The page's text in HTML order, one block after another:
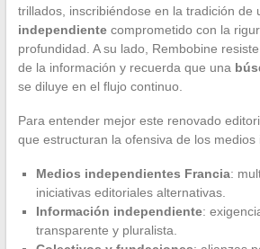
trillados, inscribiéndose en la tradición de
independientecomprometido con la
profundidad. A su lado, Rembobine
de la información y recuerda que una
se diluye en el flujo continuo.
Para entender mejor este renovado
que estructuran la ofensiva de los medios
Medios independientes Francia:
iniciativas editoriales alternativas.
Información independiente:
transparente y pluralista.